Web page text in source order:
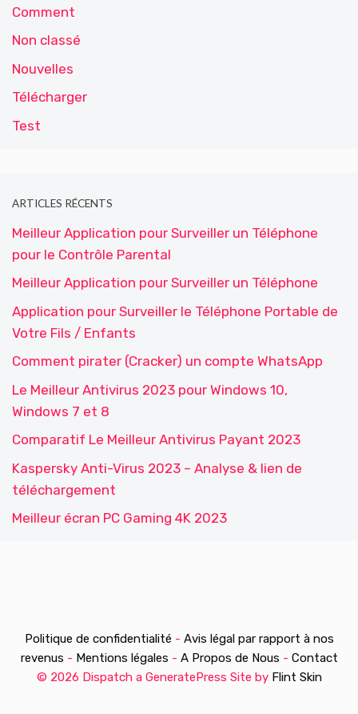
Comment
Non classé
Nouvelles
Télécharger
Test
ARTICLES RÉCENTS
Meilleur Application pour Surveiller un Téléphone
pour le Contrôle Parental
Meilleur Application pour Surveiller un Téléphone
Application pour Surveiller le Téléphone Portable de
Votre Fils / Enfants
Comment pirater (Cracker) un compte WhatsApp
Le Meilleur Antivirus 2023 pour Windows 10,
Windows 7 et 8
Comparatif Le Meilleur Antivirus Payant 2023
Kaspersky Anti-Virus 2023 – Analyse & lien de
téléchargement
Meilleur écran PC Gaming 4K 2023
Politique de confidentialité - Avis légal par rapport à nos
revenus - Mentions légales - A Propos de Nous - Contact
© 2026 Dispatch a GeneratePress Site by Flint Skin